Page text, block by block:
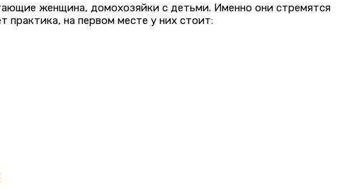
женщина, домохозяйки с детьми. Именно они стремятся
практика, на первом месте у них стоит: